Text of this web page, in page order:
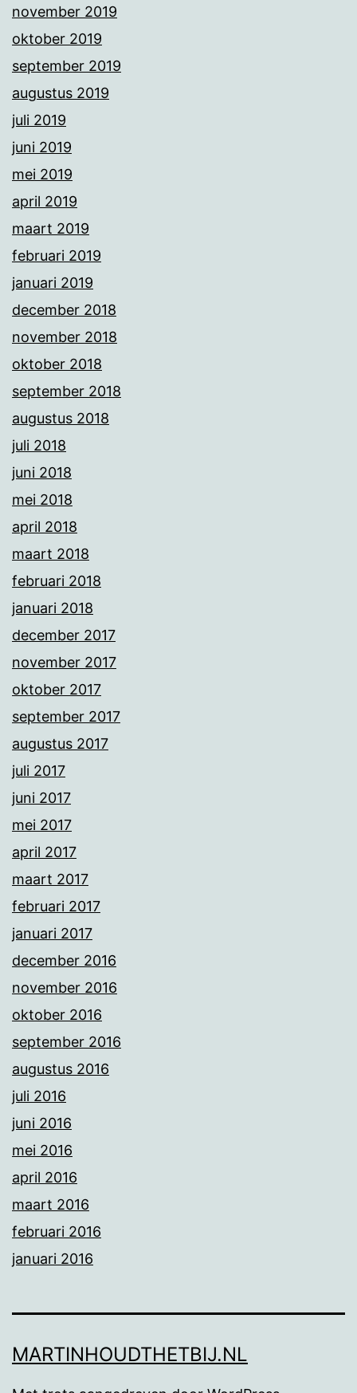
november 2019
oktober 2019
september 2019
augustus 2019
juli 2019
juni 2019
mei 2019
april 2019
maart 2019
februari 2019
januari 2019
december 2018
november 2018
oktober 2018
september 2018
augustus 2018
juli 2018
juni 2018
mei 2018
april 2018
maart 2018
februari 2018
januari 2018
december 2017
november 2017
oktober 2017
september 2017
augustus 2017
juli 2017
juni 2017
mei 2017
april 2017
maart 2017
februari 2017
januari 2017
december 2016
november 2016
oktober 2016
september 2016
augustus 2016
juli 2016
juni 2016
mei 2016
april 2016
maart 2016
februari 2016
januari 2016
MARTINHOUDTHETBIJ.NL